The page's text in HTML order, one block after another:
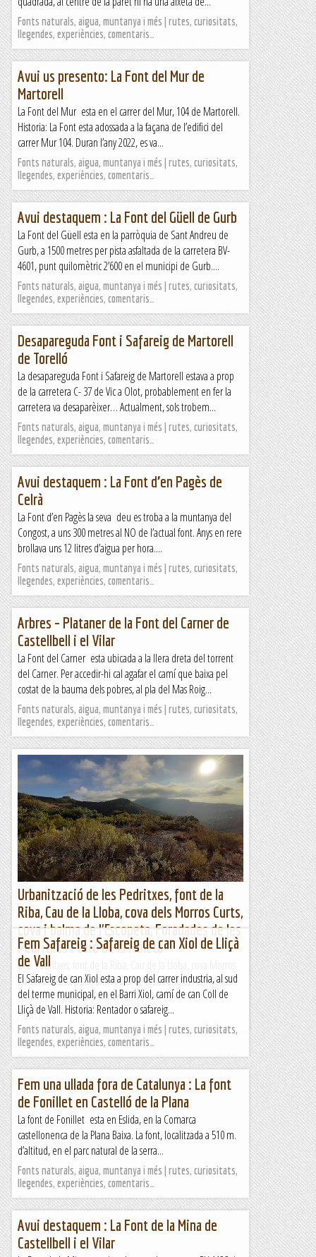
Fonts naturals, aigua, muntanya i més | rutes, curiositats,
llegendes, experiències, comentaris…
Avui us presento: La Font del Mur de
Martorell
La Font del Mur esta en el carrer del Mur, 104 de Martorell.
Historia: La Font esta adossada a la façana de l’edifici del
carrer Mur 104. Duran l’any 2022, es va...
Fonts naturals, aigua, muntanya i més | rutes, curiositats,
llegendes, experiències, comentaris…
Avui destaquem : La Font del Güell de Gurb
La Font del Güell esta en la parròquia de Sant Andreu de
Gurb, a 1500 metres per pista asfaltada de la carretera BV-
4601, punt quilomètric 2’600 en el municipi de Gurb....
Fonts naturals, aigua, muntanya i més | rutes, curiositats,
llegendes, experiències, comentaris…
Desapareguda Font i Safareig de Martorell
de Torelló
La desapareguda Font i Safareig de Martorell estava a prop
de la carretera C- 37 de Vic a Olot, probablement en fer la
carretera va desaparèixer… Actualment, sols trobem...
Fonts naturals, aigua, muntanya i més | rutes, curiositats,
llegendes, experiències, comentaris…
Avui destaquem : La Font d’en Pagès de
Celrà
La Font d’en Pagès la seva deu es troba a la muntanya del
Congost, a uns 300 metres al NO de l’actual font. Anys en rere
brollava uns 12 litres d’aigua per hora....
Fonts naturals, aigua, muntanya i més | rutes, curiositats,
llegendes, experiències, comentaris…
Arbres – Plataner de la Font del Carner de
Castellbell i el Vilar
La Font del Carner esta ubicada a la llera dreta del torrent
del Carner. Per accedir-hi cal agafar el camí que baixa pel
costat de la bauma dels pobres, al pla del Mas Roig...
Fonts naturals, aigua, muntanya i més | rutes, curiositats,
llegendes, experiències, comentaris…
Urbanització de les Pedritxes, font de la
Riba, Cau de la Lloba, cova dels Morros Curts,
cova i balma de l'Escopeta, Foradades de les
Pedritxes i turó de la Moleta
Urb. Pedritxes, font de la Riba, Cau de la Lloba, cova Morros
Curts i de l'Escopeta, foradades de les Pedritxes i la Moleta
Wikiloc | Ruta Urb. Pedritxes,...
Muntanya
Fem Safareig : Safareig de can Xiol de Lliçà
de Vall
El Safareig de can Xiol esta a prop del carrer industria, al sud
del terme municipal, en el Barri Xiol, camí de can Coll de
Lliçà de Vall. Historia: Rentador o safareig...
Fonts naturals, aigua, muntanya i més | rutes, curiositats,
llegendes, experiències, comentaris…
Fem una ullada fora de Catalunya : La font
de Fonillet en Castelló de la Plana
La font de Fonillet esta en Eslida, en la Comarca
castellonenca de la Plana Baixa. La font, localitzada a 510 m.
d’altitud, en el parc natural de la serra...
Fonts naturals, aigua, muntanya i més | rutes, curiositats,
llegendes, experiències, comentaris…
Avui destaquem : La Font de la Mina de
Castellbell i el Vilar